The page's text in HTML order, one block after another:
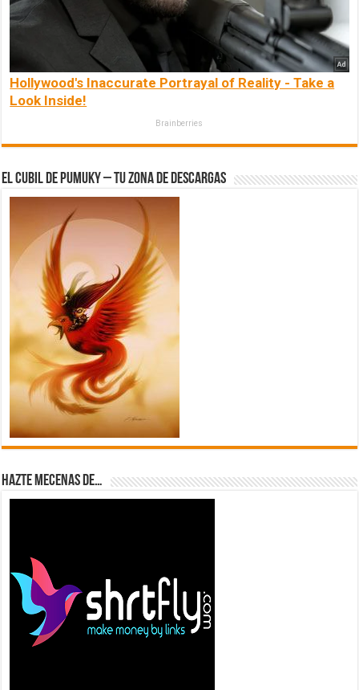
Hollywood's Inaccurate Portrayal of Reality - Take a
Look Inside!
Brainberries
El Cubil de Pumuky – Tu zona de Descargas
Hazte Mecenas de…